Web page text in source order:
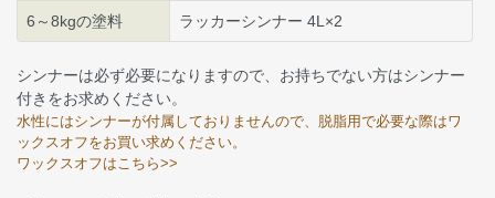
6～8kgの塗料 ラッカーシンナー 4L×2
シンナーは必ず必要になりますので、お持ちでない方はシンナー
付きをお求めください。
水性にはシンナーが付属しておりませんので、脱脂用で必要な際はワ
ックスオフをお買い求めください。
ワックスオフはこちら>>